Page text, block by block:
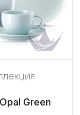
Green